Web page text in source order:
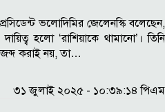
ভলোদিমির জেলেনস্কি বলেছেন,
হলো ‘রাশিয়াকে থামানো’। তিনি
করাই নয়, তা…
৩১ জুলাই ২০২৫ - ১০:৩৯:১৪ পিএম